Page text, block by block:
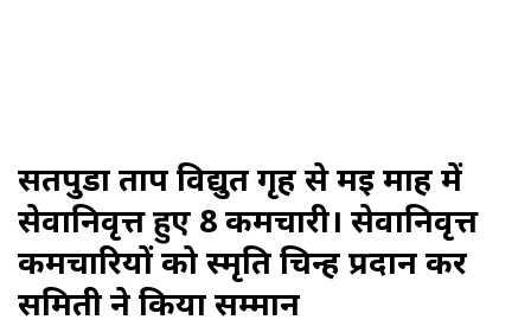
सतपुडा ताप विद्युत गृह से मई माह में
सेवानिवृत्त हुए 8 कर्मचारी। सेवानिवृत्त
कर्मचारियों को स्मृति चिन्ह प्रदान कर
समिती ने किया सम्मान